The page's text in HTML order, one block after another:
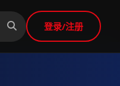
登录/注册